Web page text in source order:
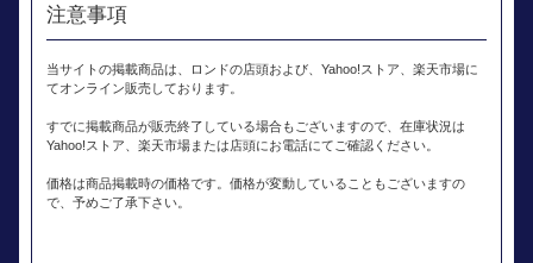
注意事項
当サイトの掲載商品は、ロンドの店頭および、Yahoo!ストア、楽天市場に
てオンライン販売しております。
すでに掲載商品が販売終了している場合もございますので、在庫状況は
Yahoo!ストア、楽天市場または店頭にお電話にてご確認ください。
価格は商品掲載時の価格です。価格が変動していることもございますの
で、予めご了承下さい。